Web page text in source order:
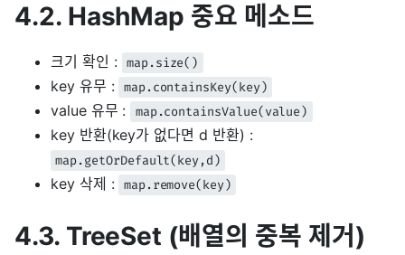
4.2. HashMap 중요 메소드
크기 확인 : map.size()
key 유무 : map.containsKey(key)
value 유무 : map.containsValue(value)
key 반환(key가 없다면 d 반환) :
map.getOrDefault(key,d)
key 삭제 : map.remove(key)
4.3. TreeSet (배열의 중복 제거)